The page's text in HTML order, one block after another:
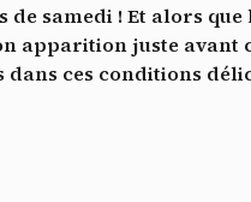
samedi ! Et alors que
apparition juste avant
ces conditions
me